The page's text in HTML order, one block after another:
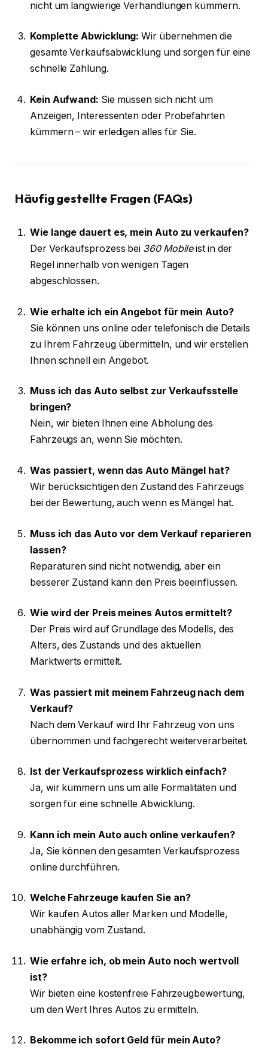
nicht um langwierige Verhandlungen kümmern.
Komplette Abwicklung: Wir übernehmen die
gesamte Verkaufsabwicklung und sorgen für eine
schnelle Zahlung.
Kein Aufwand: Sie müssen sich nicht um
Anzeigen, Interessenten oder Probefahrten
kümmern – wir erledigen alles für Sie.
Häufig gestellte Fragen (FAQs)
Wie lange dauert es, mein Auto zu verkaufen?
Der Verkaufsprozess bei 360 Mobileist in der
Regel innerhalb von wenigen Tagen
abgeschlossen.
Wie erhalte ich ein Angebot für mein Auto?
Sie können uns online oder telefonisch die Details
zu Ihrem Fahrzeug übermitteln, und wir erstellen
Ihnen schnell ein Angebot.
Muss ich das Auto selbst zur Verkaufsstelle
bringen?
Nein, wir bieten Ihnen eine Abholung des
Fahrzeugs an, wenn Sie möchten.
Was passiert, wenn das Auto Mängel hat?
Wir berücksichtigen den Zustand des Fahrzeugs
bei der Bewertung, auch wenn es Mängel hat.
Muss ich das Auto vor dem Verkauf reparieren
lassen?
Reparaturen sind nicht notwendig, aber ein
besserer Zustand kann den Preis beeinflussen.
Wie wird der Preis meines Autos ermittelt?
Der Preis wird auf Grundlage des Modells, des
Alters, des Zustands und des aktuellen
Marktwerts ermittelt.
Was passiert mit meinem Fahrzeug nach dem
Verkauf?
Nach dem Verkauf wird Ihr Fahrzeug von uns
übernommen und fachgerecht weiterverarbeitet.
Ist der Verkaufsprozess wirklich einfach?
Ja, wir kümmern uns um alle Formalitäten und
sorgen für eine schnelle Abwicklung.
Kann ich mein Auto auch online verkaufen?
Ja, Sie können den gesamten Verkaufsprozess
online durchführen.
Welche Fahrzeuge kaufen Sie an?
Wir kaufen Autos aller Marken und Modelle,
unabhängig vom Zustand.
Wie erfahre ich, ob mein Auto noch wertvoll
ist?
Wir bieten eine kostenfreie Fahrzeugbewertung,
um den Wert Ihres Autos zu ermitteln.
Bekomme ich sofort Geld für mein Auto?